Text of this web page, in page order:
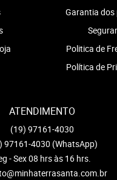
Garantia
Politica de
Política de
ATENDIMENTO
(19) 97161-4030
97161-4030 (WhatsApp)
- Sex 08 hrs às 16 hrs.